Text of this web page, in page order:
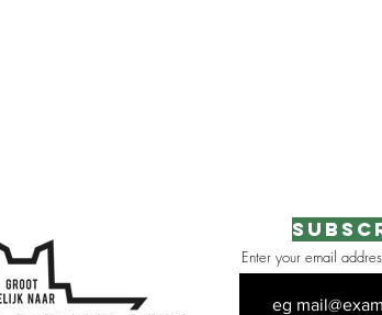
Enter your email